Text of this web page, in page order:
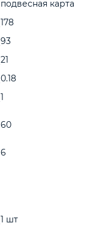
подвесная карта
178
93
21
0.18
1
60
6
1 шт